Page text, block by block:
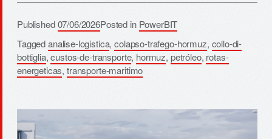
Published07/06/2026Posted in PowerBIT
Taggedanalise-logistica,colapso-trafego-hormuz, collo-di-
bottiglia,custos-de-transporte, hormuz, petróleo, rotas-
energeticas,transporte-maritimo